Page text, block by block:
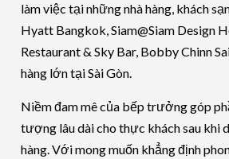
làm việc tại những nhà hàng, khách
Hyatt Bangkok, Siam@Siam Design
Restaurant & Sky Bar, Bobby Chinn
hàng lớn tại Sài Gòn.
Niềm đam mê của bếp trưởng góp
tượng lâu dài cho thực khách sau khi
hàng. Với mong muốn khẳng định